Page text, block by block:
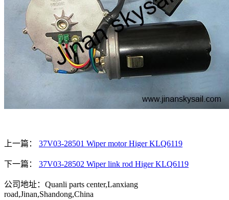
上一篇： 37V03-28501 Wiper motor Higer KLQ6119
下一篇： 37V03-28502 Wiper link rod Higer KLQ6119
公司地址：Quanli parts center,Lanxiang
road,Jinan,Shandong,China